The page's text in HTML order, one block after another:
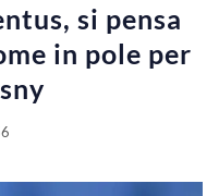
si pensa
in pole per